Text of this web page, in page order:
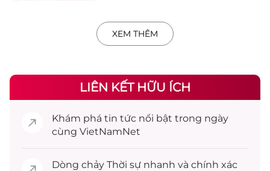
XEM THÊM
LIÊN KẾT HỮU ÍCH
Khám phá tin tức nổi bật trong ngày
cùng VietNamNet
Dòng chảy Thời sự nhanh và chính xác